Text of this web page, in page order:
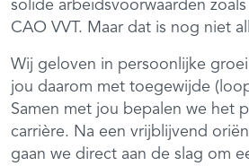
solide arbeidsvoorwaarden
CAO VVT. Maar dat is nog niet
Wij geloven in persoonlijke
jou daarom met toegewijde
Samen met jou bepalen we het
carrière. Na een vrijblijvend
gaan we direct aan de slag om